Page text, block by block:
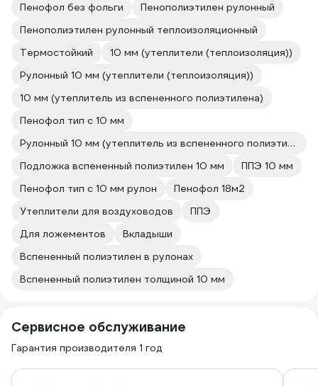
Пенофол без фольги
Пенополиэтилен рулонный
Пенополиэтилен рулонный теплоизоляционный
Термостойкий
10 мм (утеплители (теплоизоляция))
Рулонный 10 мм (утеплители (теплоизоляция))
10 мм (утеплитель из вспененного полиэтилена)
Пенофол тип с 10 мм
Рулонный 10 мм (утеплитель из вспененного полиэтилена)
Подложка вспененный полиэтилен 10 мм
ППЭ 10 мм
Пенофол тип с 10 мм рулон
Пенофол 18м2
Утеплители для воздуховодов
ППЭ
Для ложементов
Вкладыши
Вспененный полиэтилен в рулонах
Вспененный полиэтилен толщиной 10 мм
Сервисное обслуживание
Гарантия производителя 1 год